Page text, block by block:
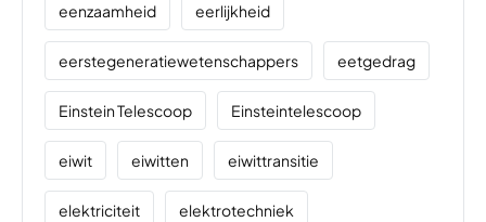
eenzaamheid eerlijkheid
eerstegeneratiewetenschappers eetgedrag
Einstein Telescoop Einsteintelescoop
eiwit eiwitten eiwittransitie
elektriciteit elektrotechniek